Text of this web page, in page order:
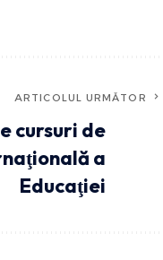
ARTICOLUL URMĂTOR
cursuri de
a
Educaţiei